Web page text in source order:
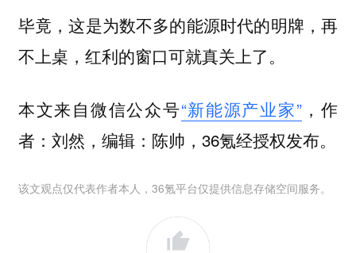
毕竟，这是为数不多的能源时代的明牌，再
不上桌，红利的窗口可就真关上了。
本文来自微信公众号“新能源产业家”，作
者：刘然，编辑：陈帅，36氪经授权发布。
该文观点仅代表作者本人，36氪平台仅提供信息存储空间服务。